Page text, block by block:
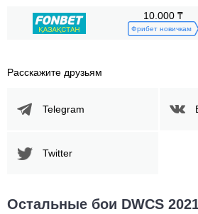
10.000 ₸
Фрибет новичкам
Расскажите друзьям
Telegram
Twitter
Остальные бои DWCS